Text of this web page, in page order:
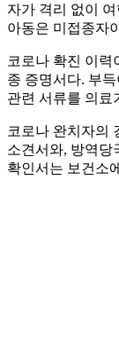
자가 격리 없이
아동은 미접종자
코로나 확진 이력
종 증명서다. 부
관련 서류를 의료
코로나 완치자의
소견서와, 방역당
확인서는 보건소